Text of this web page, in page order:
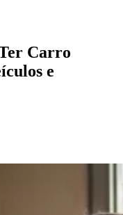
Carro
e